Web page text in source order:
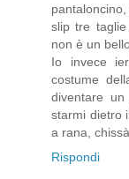
slip tre
non è un
Io invece
costume
diventare
starmi dietro
a rana,
Rispondi